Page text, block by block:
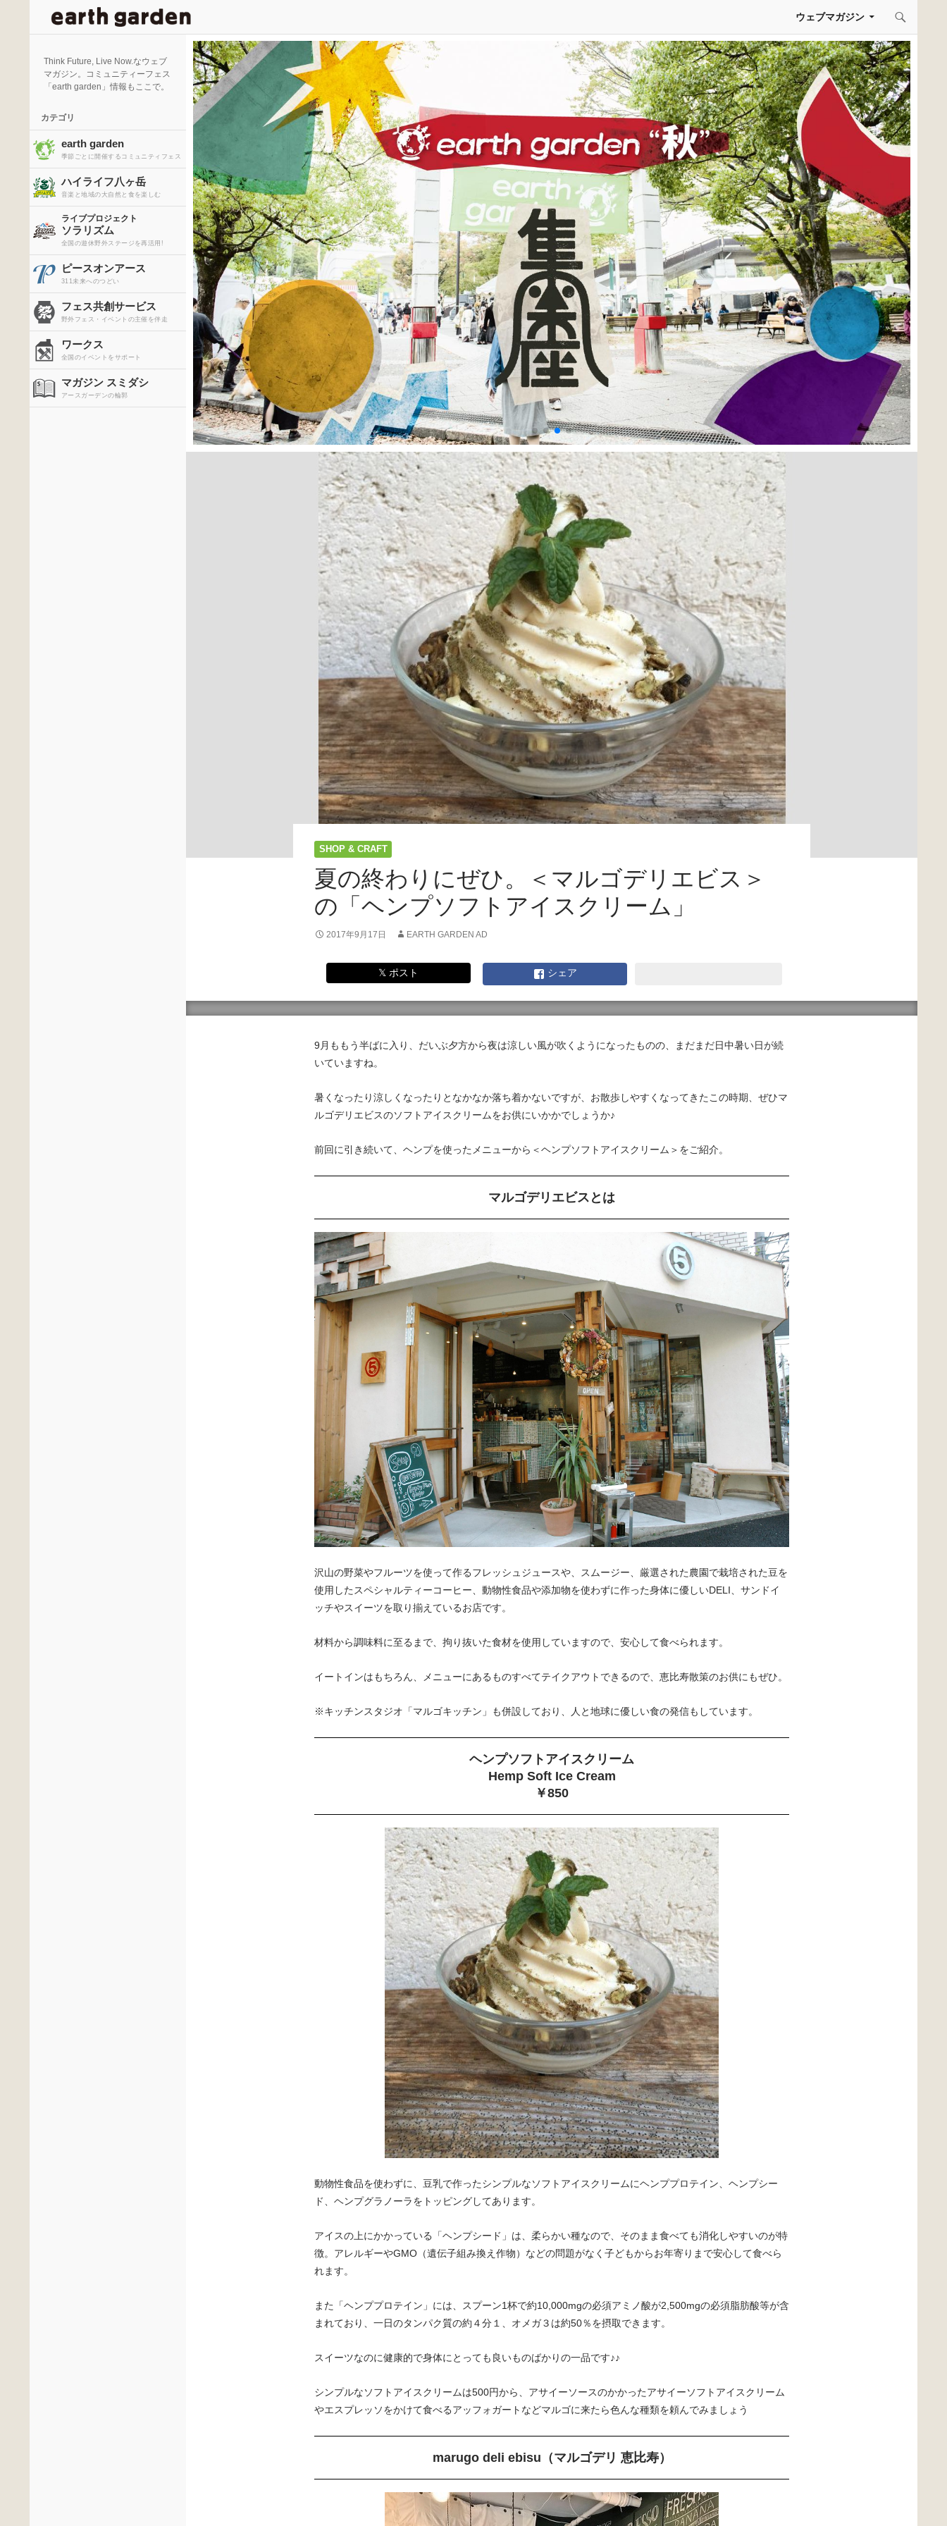
ウェブマガジン
SHOP & CRAFT
夏の終わりにぜひ。＜マルゴデリエビス＞
の「ヘンプソフトアイスクリーム」
2017年9月17日 EARTH GARDEN AD
𝕏 ポスト シェア
9月ももう半ばに入り、だいぶ夕方から夜は涼しい風が吹くようになったものの、まだまだ日中暑い日が続
いていますね。
暑くなったり涼しくなったりとなかなか落ち着かないですが、お散歩しやすくなってきたこの時期、ぜひマ
ルゴデリエビスのソフトアイスクリームをお供にいかかでしょうか♪
前回に引き続いて、ヘンプを使ったメニューから＜ヘンプソフトアイスクリーム＞をご紹介。
マルゴデリエビスとは
沢山の野菜やフルーツを使って作るフレッシュジュースや、スムージー、厳選された農園で栽培された豆を
使用したスペシャルティーコーヒー、動物性食品や添加物を使わずに作った身体に優しいDELI、サンドイ
ッチやスイーツを取り揃えているお店です。
材料から調味料に至るまで、拘り抜いた食材を使用していますので、安心して食べられます。
イートインはもちろん、メニューにあるものすべてテイクアウトできるので、恵比寿散策のお供にもぜひ。
※キッチンスタジオ「マルゴキッチン」も併設しており、人と地球に優しい食の発信もしています。
ヘンプソフトアイスクリーム
Hemp Soft Ice Cream
￥850
動物性食品を使わずに、豆乳で作ったシンプルなソフトアイスクリームにヘンププロテイン、ヘンプシー
ド、ヘンプグラノーラをトッピングしてあります。
アイスの上にかかっている「ヘンプシード」は、柔らかい種なので、そのまま食べても消化しやすいのが特
徴。アレルギーやGMO（遺伝子組み換え作物）などの問題がなく子どもからお年寄りまで安心して食べら
れます。
また「ヘンププロテイン」には、スプーン1杯で約10,000mgの必須アミノ酸が2,500mgの必須脂肪酸等が含
まれており、一日のタンパク質の約４分１、オメガ３は約50％を摂取できます。
スイーツなのに健康的で身体にとっても良いものばかりの一品です♪♪
シンプルなソフトアイスクリームは500円から、アサイーソースのかかったアサイーソフトアイスクリーム
やエスプレッソをかけて食べるアッフォガートなどマルゴに来たら色んな種類を頼んでみましょう
marugo deli ebisu（マルゴデリ 恵比寿）
Think Future, Live Now.なウェブ
マガジン。コミュニティーフェス
「earth garden」情報もここで。
カテゴリ
earth garden
季節ごとに開催するコミュニティフェス
ハイライフ八ヶ岳
音楽と地域の大自然と食を楽しむ
ライブプロジェクト
ソラリズム
全国の遊休野外ステージを再活用!
ピースオンアース
311未来へのつどい
フェス共創サービス
野外フェス・イベントの主催を伴走
ワークス
全国のイベントをサポート
マガジン スミダシ
アースガーデンの輪郭